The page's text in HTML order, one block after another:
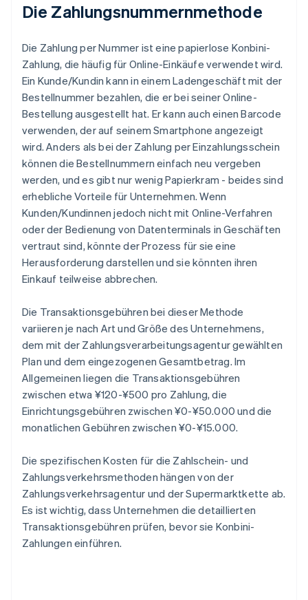
Die Zahlungsnummernmethode
Die Zahlung per Nummer ist eine papierlose Konbini-
Zahlung, die häufig für Online-Einkäufe verwendet wird.
Ein Kunde/Kundin kann in einem Ladengeschäft mit der
Bestellnummer bezahlen, die er bei seiner Online-
Bestellung ausgestellt hat. Er kann auch einen Barcode
verwenden, der auf seinem Smartphone angezeigt
wird. Anders als bei der Zahlung per Einzahlungsschein
können die Bestellnummern einfach neu vergeben
werden, und es gibt nur wenig Papierkram - beides sind
erhebliche Vorteile für Unternehmen. Wenn
Kunden/Kundinnen jedoch nicht mit Online-Verfahren
oder der Bedienung von Datenterminals in Geschäften
vertraut sind, könnte der Prozess für sie eine
Herausforderung darstellen und sie könnten ihren
Einkauf teilweise abbrechen.
Die Transaktionsgebühren bei dieser Methode
variieren je nach Art und Größe des Unternehmens,
dem mit der Zahlungsverarbeitungsagentur gewählten
Plan und dem eingezogenen Gesamtbetrag. Im
Allgemeinen liegen die Transaktionsgebühren
zwischen etwa ¥120-¥500 pro Zahlung, die
Einrichtungsgebühren zwischen ¥0-¥50.000 und die
monatlichen Gebühren zwischen ¥0-¥15.000.
Die spezifischen Kosten für die Zahlschein- und
Zahlungsverkehrsmethoden hängen von der
Zahlungsverkehrsagentur und der Supermarktkette ab.
Es ist wichtig, dass Unternehmen die detaillierten
Transaktionsgebühren prüfen, bevor sie Konbini-
Zahlungen einführen.